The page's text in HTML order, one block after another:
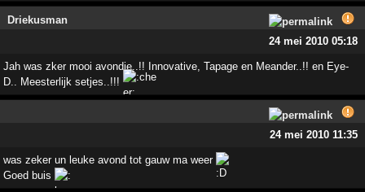
Driekusman
24 mei 2010 05:18
Jah was zker mooi avondje..!! Innovative, Tapage en Meander..!! en Eye-
D.. Meesterlijk setjes..!!!
24 mei 2010 11:35
was zeker un leuke avond tot gauw ma weer
Goed buis